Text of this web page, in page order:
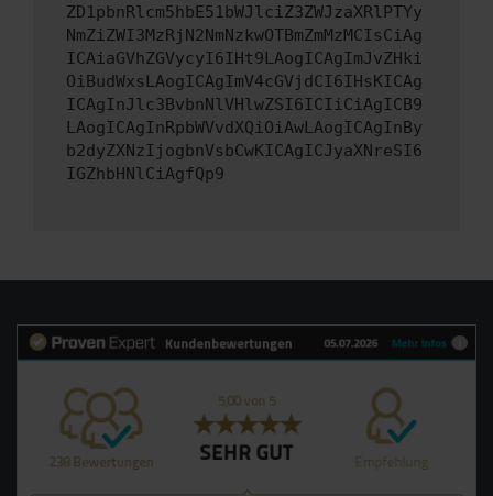
ZD1pbnRlcm5hbE51bWJlciZ3ZWJzaXRlPTYy
NmZiZWI3MzRjN2NmNzkwOTBmZmMzMCIsCiAg
ICAiaGVhZGVycyI6IHt9LAogICAgImJvZHki
OiBudWxsLAogICAgImV4cGVjdCI6IHsKICAg
ICAgInJlc3BvbnNlVHlwZSI6ICIiCiAgICB9
LAogICAgInRpbWVvdXQiOiAwLAogICAgInBy
b2dyZXNzIjogbnVsbCwKICAgICJyaXNreSI6
IGZhbHNlCiAgfQp9